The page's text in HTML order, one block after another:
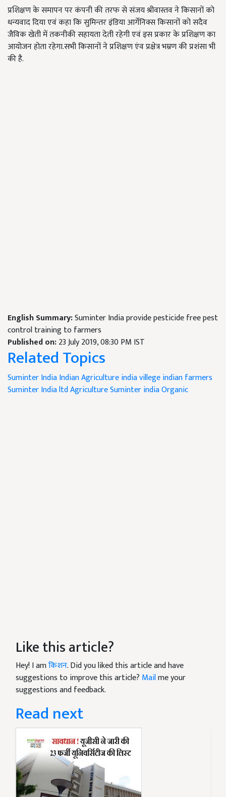
प्रशिक्षण के समापन पर कंपनी की तरफ से संजय श्रीवास्तव ने किसानों को
धन्यवाद दिया एवं कहा कि सुमिन्तर इंडिया आर्गेनिक्स किसानों को सदैव
जैविक खेती में तकनीकी सहायता देती रहेगी एवं इस प्रकार के प्रशिक्षण का
आयोजन होता रहेगा.सभी किसानों ने प्रशिक्षण एंव प्रक्षेत्र भम्रण की प्रशंसा भी
की है.
English Summary:Suminter India provide pesticide free pest
control training to farmers
Published on:23 July 2019, 08:30 PM IST
Related Topics
SuminterIndiaIndian Agricultureindia villegeindian farmers
Suminter India ltdAgricultureSuminter india Organic
Like this article?
Hey! I amकिशन. Did you liked this article and have
suggestions to improve this article? Mailme your
suggestions and feedback.
Read next